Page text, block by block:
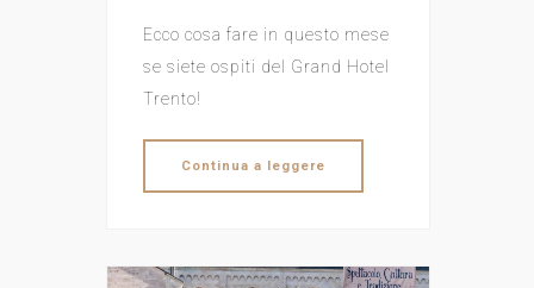
Ecco cosa fare in questo mese
se siete ospiti del Grand Hotel
Trento!
Continua a leggere